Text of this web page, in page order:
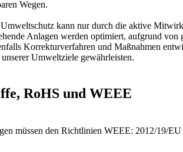
Wegen.
kann nur durch die aktive
Anlagen werden optimiert, aufgrund
Korrekturverfahren und Maßnahmen
unserer Umweltziele gewährleisten.
RoHS und WEEE
müssen den Richtlinien WEEE: 2012/19/